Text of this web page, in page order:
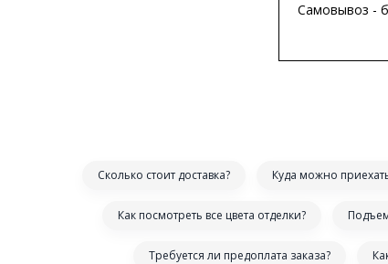
Самовывоз -
Сколько стоит доставка? Куда можно
Как посмотреть все цвета отделки?
Требуется ли предоплата заказа?